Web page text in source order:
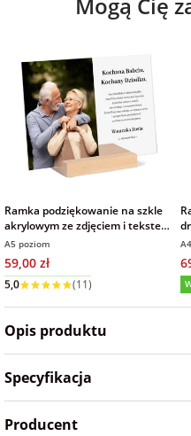
na Wielkanoc
na wieczór
panieński
na wieczór
kawalerski
Ramka podziękowanie na szkle
akrylowym ze zdjęciem i tekstem
prezent dla Babci i Dziadka
15x21 cm
A5 poziom
59,00 zł
Wysyłka w 1 dzień
Opis produktu
Specyfikacja
Producent